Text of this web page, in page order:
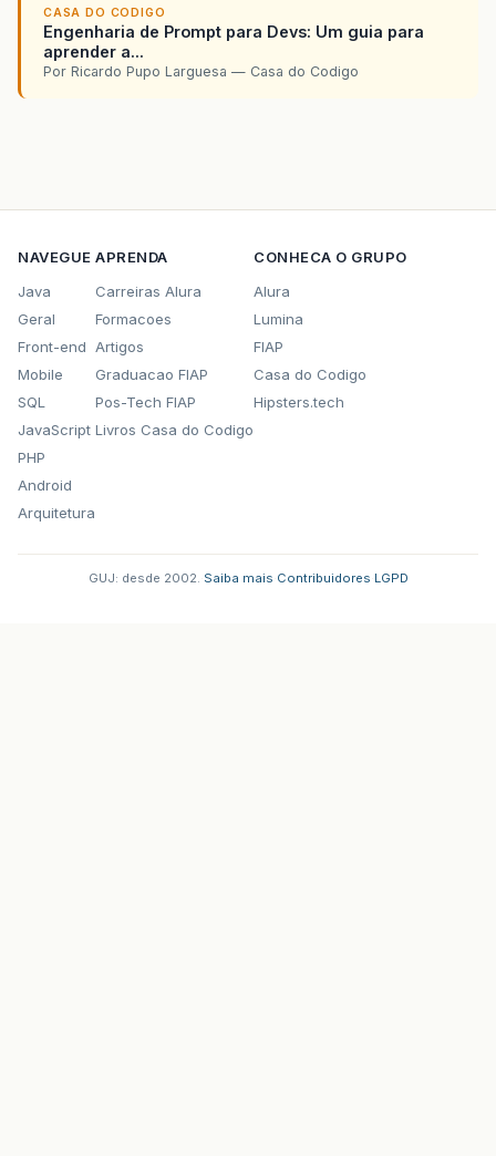
CASA DO CODIGO
Engenharia de Prompt para Devs: Um guia para
aprender a...
Por Ricardo Pupo Larguesa — Casa do Codigo
NAVEGUE
Java
Geral
Front-end
Mobile
SQL
JavaScript
PHP
Android
Arquitetura
APRENDA
Carreiras Alura
Formacoes
Artigos
Graduacao FIAP
Pos-Tech FIAP
Livros Casa do Codigo
CONHECA O GRUPO
Alura
Lumina
FIAP
Casa do Codigo
Hipsters.tech
GUJ: desde 2002. Saiba mais Contribuidores LGPD